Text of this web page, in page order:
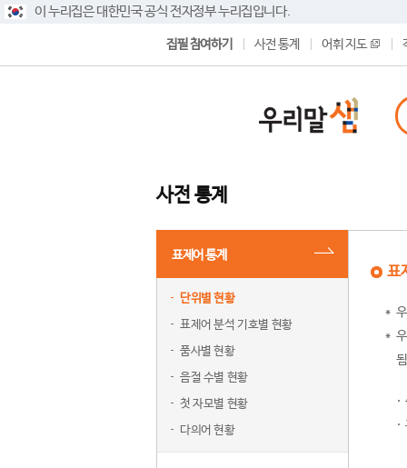
이 누리집은 대한민국 공식 전자정부 누리집입니다.
집필 참여하기 사전 통계 어휘 지도
사전 통계
표제어 통계
단위별 현황
표제어 분석 기호별 현황
품사별 현황
음절 수별 현황
첫 자모별 현황
다의어 현황
표